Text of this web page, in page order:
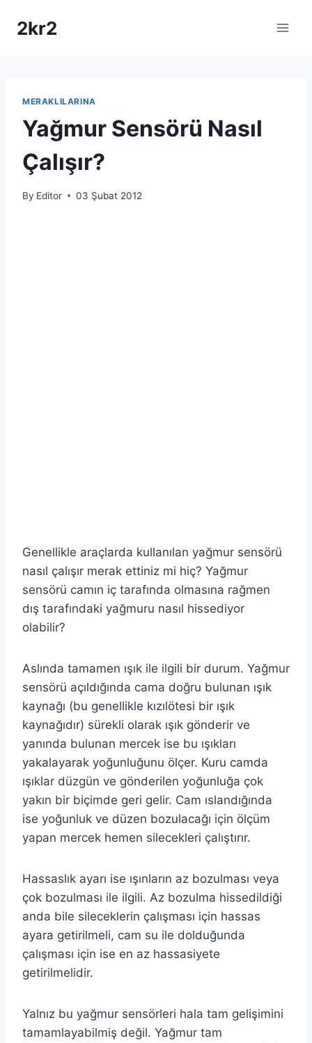
2kr2
MERAKLILARINA
Yağmur Sensörü Nasıl
Çalışır?
By Editor 03 Şubat 2012
Genellikle araçlarda kullanılan yağmur sensörü
nasıl çalışır merak ettiniz mi hiç? Yağmur
sensörü camın iç tarafında olmasına rağmen
dış tarafındaki yağmuru nasıl hissediyor
olabilir?
Aslında tamamen ışık ile ilgili bir durum. Yağmur
sensörü açıldığında cama doğru bulunan ışık
kaynağı (bu genellikle kızılötesi bir ışık
kaynağıdır) sürekli olarak ışık gönderir ve
yanında bulunan mercek ise bu ışıkları
yakalayarak yoğunluğunu ölçer. Kuru camda
ışıklar düzgün ve gönderilen yoğunluğa çok
yakın bir biçimde geri gelir. Cam ıslandığında
ise yoğunluk ve düzen bozulacağı için ölçüm
yapan mercek hemen silecekleri çalıştırır.
Hassaslık ayarı ise ışınların az bozulması veya
çok bozulması ile ilgili. Az bozulma hissedildiği
anda bile sileceklerin çalışması için hassas
ayara getirilmeli, cam su ile dolduğunda
çalışması için ise en az hassasiyete
getirilmelidir.
Yalnız bu yağmur sensörleri hala tam gelişimini
tamamlayabilmiş değil. Yağmur tam